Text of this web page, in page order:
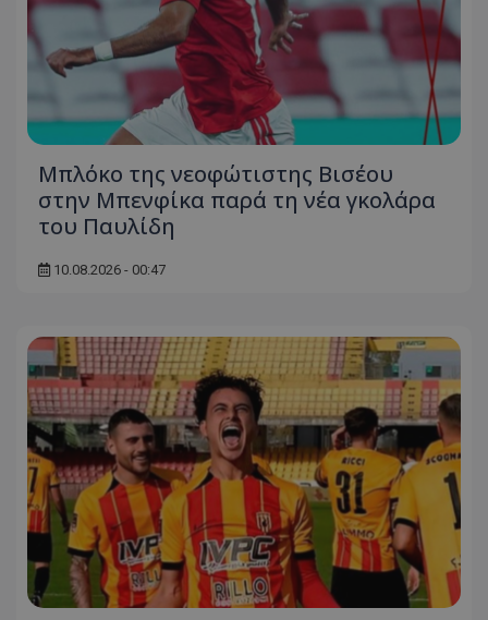
Μπλόκο της νεοφώτιστης Βισέου
στην Μπενφίκα παρά τη νέα γκολάρα
του Παυλίδη
10.08.2026 - 00:47